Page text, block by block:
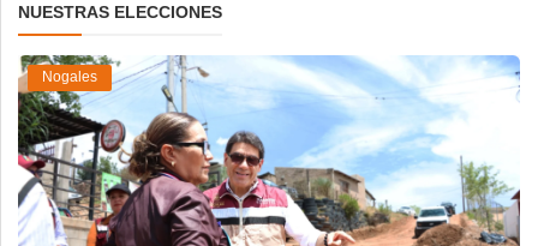
NUESTRAS ELECCIONES
Nogales